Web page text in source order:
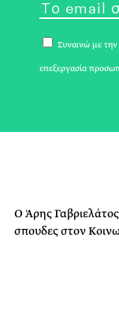
Ο Άρης
σπουδες στον
Συναινώ με την
επεξεργασία